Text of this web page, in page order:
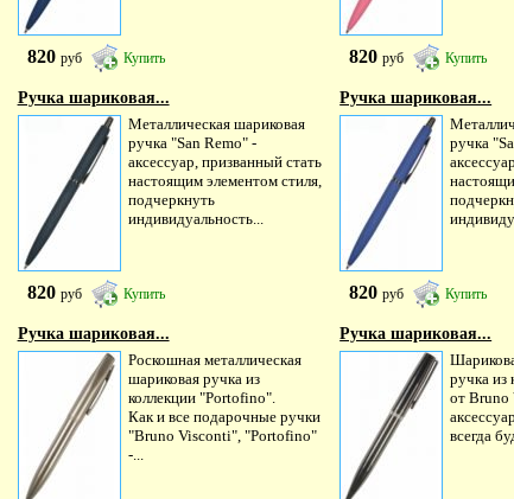
820 руб Купить 820руб Купить
Ручка шариковая...
Металлическая шариковая
ручка "San Remo" -
аксессуар, призванный стать
настоящим элементом стиля,
подчеркнуть
индивидуальность...
820 руб Купить
Ручка шариковая...
ручка
820руб Купить
Ручка шариковая...
Роскошная металлическая
шариковая ручка из
коллекции "Portofino".
Как и все подарочные ручки
"Bruno Visconti", "Portofino"
-...
Ручка шариковая...
ручка из
от Bruno
всегда